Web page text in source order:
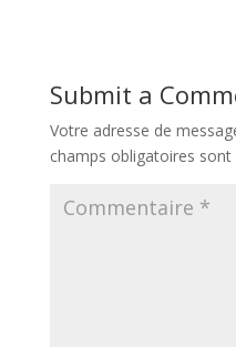
Submit a
Votre adresse de
champs obligatoires sont